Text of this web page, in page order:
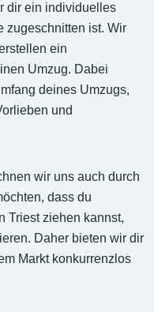
dir ein individuelles
zugeschnitten ist. Wir
ein
Umzug. Dabei
deines Umzugs,
und
wir uns auch durch
dass du
Triest ziehen kannst,
Daher bieten wir dir
Markt konkurrenzlos